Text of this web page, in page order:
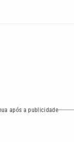
após a publicidade